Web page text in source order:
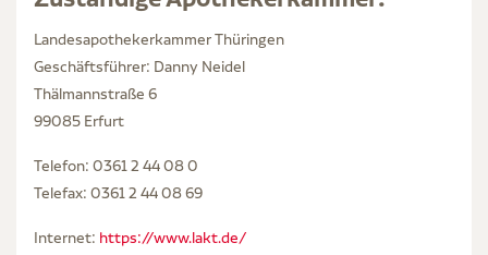
Landesapothekerkammer Thüringen
Geschäftsführer: Danny Neidel
Thälmannstraße 6
99085 Erfurt
Telefon: 0361 2 44 08 0
Telefax: 0361 2 44 08 69
Internet: https://www.lakt.de/